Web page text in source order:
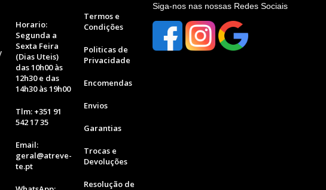
Horario:
Segunda a
Sexta Feira
(Dias Uteis)
das 10h00 às
12h30 e das
14h30 às 19h00
Tlm: +351 91
542 17 35
Email:
geral@atreve-
te.pt
Termos e
Condições
Politicas de
Privacidade
Encomendas
Envios
Garantias
Trocas e
Devoluções
Resolução de
Siga-nos nas nossas Redes Sociais